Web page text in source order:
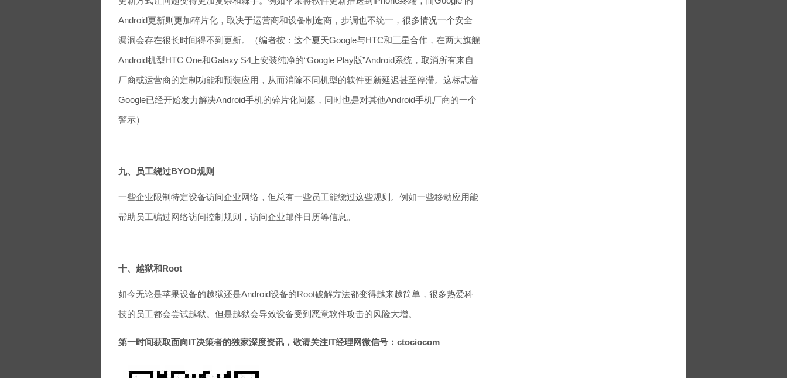
Android更新则更加碎片化，取决于运营商和设备制造商，步调也不统一，很多情况一个安全
漏洞会存在很长时间得不到更新。（编者按：这个夏天Google与HTC和三星合作，在两大旗舰
Android机型HTC One和Galaxy S4上安装纯净的“Google Play版”Android系统，取消所有来自
厂商或运营商的定制功能和预装应用，从而消除不同机型的软件更新延迟甚至停滞。这标志着
Google已经开始发力解决Android手机的碎片化问题，同时也是对其他Android手机厂商的一个
警示）
九、员工绕过BYOD规则
一些企业限制特定设备访问企业网络，但总有一些员工能绕过这些规则。例如一些移动应用能
帮助员工骗过网络访问控制规则，访问企业邮件日历等信息。
十、越狱和Root
如今无论是苹果设备的越狱还是Android设备的Root破解方法都变得越来越简单，很多热爱科
技的员工都会尝试越狱。但是越狱会导致设备受到恶意软件攻击的风险大增。
第一时间获取面向IT决策者的独家深度资讯，敬请关注IT经理网微信号：ctociocom